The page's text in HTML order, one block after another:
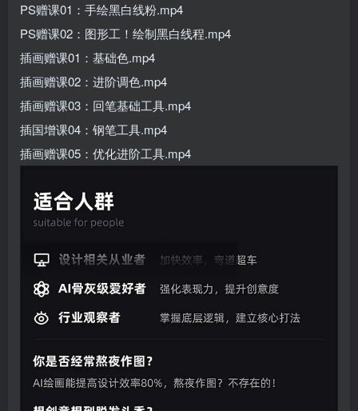
PS赠课01：手绘黑白线粉.mp4
PS赠课02：图形工！绘制黑白线程.mp4
插画赠课01：基础色.mp4
插画赠课02：进阶调色.mp4
插画赠课03：回笔基础工具.mp4
插国增课04：钢笔工具.mp4
插画赠课05：优化进阶工具.mp4